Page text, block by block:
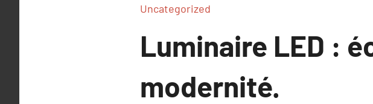
Uncategorized
Luminaire LED :
modernité.